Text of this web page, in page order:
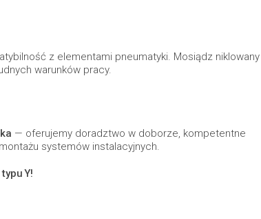
z elementami pneumatyki. Mosiądz niklowany
warunków pracy.
— oferujemy doradztwo w doborze, kompetentne
systemów instalacyjnych.
Y!